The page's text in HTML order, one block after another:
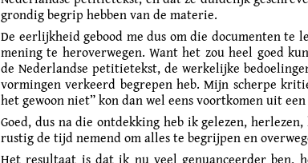
grondig begrip hebben van de materie.
De eerlijkheid gebood me dus om die documenten te
mening te heroverwegen. Want het zou heel goed
de Nederlandse petitietekst, de werkelijke
vorm­ingen verkeerd begrepen heb. Mijn scherpe
het gewoon niet” kon dan wel eens voortkomen uit
Goed, dus na die ontdekking heb ik gelezen,
rustig de tijd nemend om alles te begrijpen en
Het resultaat is dat ik nu veel genuanceerder ben,